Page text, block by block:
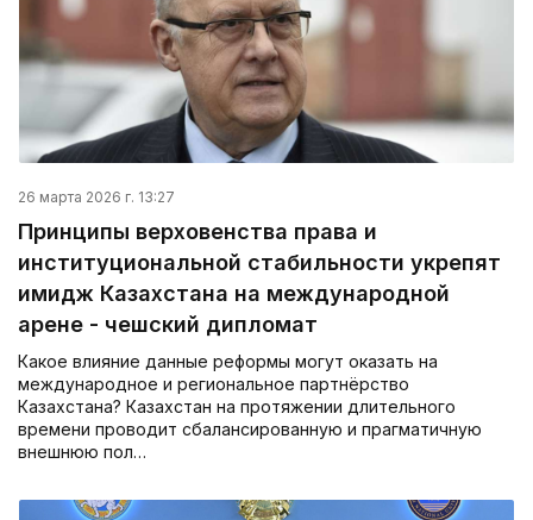
26 марта 2026 г. 13:27
Принципы верховенства права и
институциональной стабильности укрепят
имидж Казахстана на международной
арене - чешский дипломат
Какое влияние данные реформы могут оказать на
международное и региональное партнёрство
Казахстана? Казахстан на протяжении длительного
времени проводит сбалансированную и прагматичную
внешнюю пол…